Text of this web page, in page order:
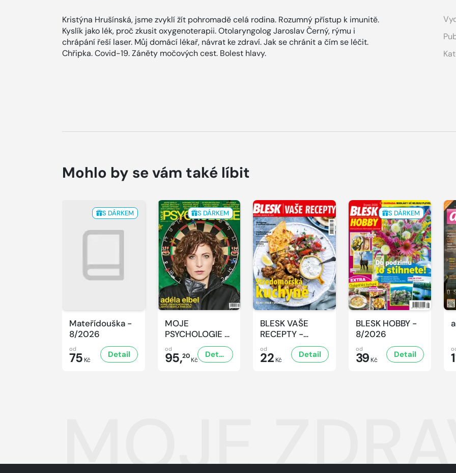
Kristýna Hrušínská, jsme zvyklí žít pohromadě celá rodina. Rozumný přístup k imunitě.
Kyslík jako lék, proč zkusit oxygenoterapii. Otolaryngolog Jaroslav Černý, rýmu i
chrápání řeší laser. Můj domácí lékař, návrat ke zdraví. Jak se chránit a čím se léčit.
Chřipka. Covid-19. Záněty močových cest. Bolest hlavy.
Mohlo by se vám také líbit
S DÁRKEM
Mateřídouška -
8/2026
od
75 Kč
Detail
S DÁRKEM
MOJE
PSYCHOLOGIE -
8/2026
od
95,20Kč
Detail
BLESK VAŠE
RECEPTY -
8/2026
od
22 Kč
Detail
S DÁRKEM
BLESK HOBBY -
8/2026
od
39 Kč
Detail
MOJE